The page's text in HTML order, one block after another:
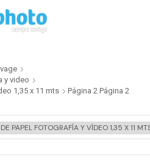
y video
1,35 x 11 mts
Página 2 Página 2
PAPEL FOTOGRAFÍA Y VÍDEO 1,35 X 11